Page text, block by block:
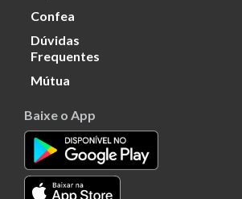
Confea
Dúvidas
Frequentes
Mútua
Baixe o App